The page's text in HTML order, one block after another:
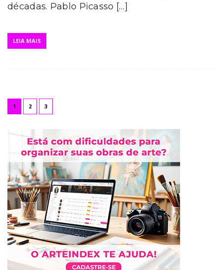
décadas. Pablo Picasso […]
LEIA MAIS
1 2 3